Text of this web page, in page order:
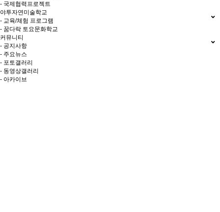
- 국제협력프로젝트
야투자연미술학교
- 교육/체험 프로그램
- 꿈다락 토요문화학교
커뮤니티
- 공지사항
- 주요뉴스
- 포토갤러리
- 동영상갤러리
- 아카이브